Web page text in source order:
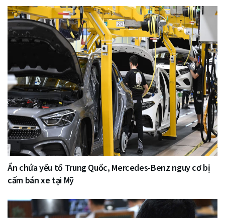
Ẩn chứa yếu tố Trung Quốc, Mercedes-Benz nguy cơ bị
cấm bán xe tại Mỹ